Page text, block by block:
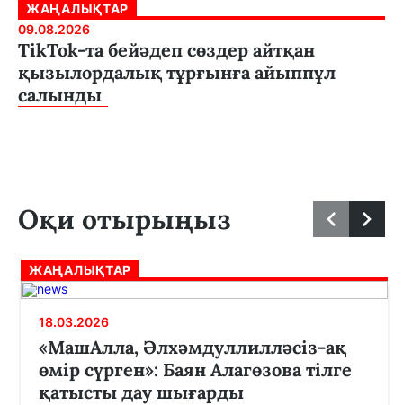
ЖАҢАЛЫҚТАР
09.08.2026
TikTok-та бейәдеп сөздер айтқан
қызылордалық тұрғынға айыппұл
салынды
Оқи отырыңыз
ЖАҢАЛЫҚТАР
18.03.2026
«МашАлла, Әлхәмдуллилләсіз-ақ
өмір сүрген»: Баян Алагөзова тілге
қатысты дау шығарды